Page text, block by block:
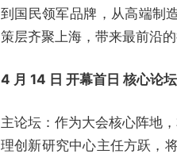
到国民领军品牌，从高端制
策层齐聚上海，带来最前沿
4 月 14 日 开幕首日 核心论
主论坛：作为大会核心阵地
理创新研究中心主任方跃，